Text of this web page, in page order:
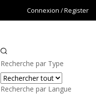
Connexion Register
Valider
Recherche par Type
Recherche par Langue